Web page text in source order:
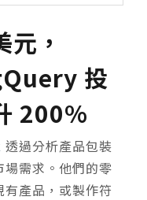
，
投
200%
透過分析產品包裝
需求。他們的零
產品，或製作符